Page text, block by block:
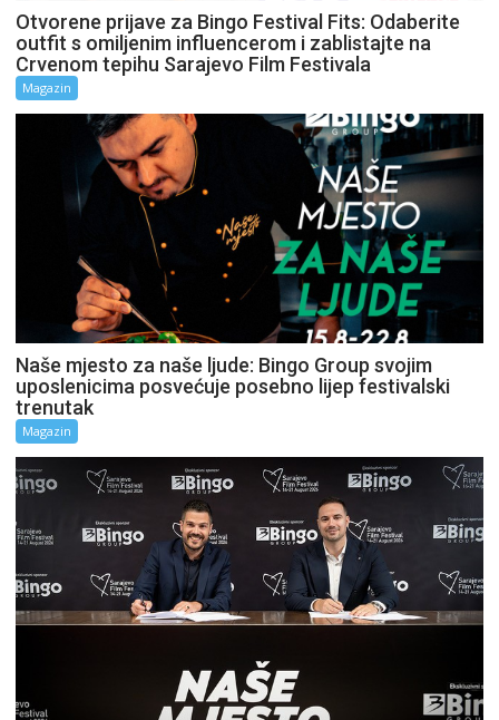
Otvorene prijave za Bingo Festival Fits: Odaberite
outfit s omiljenim influencerom i zablistajte na
Crvenom tepihu Sarajevo Film Festivala
Magazin
Naše mjesto za naše ljude: Bingo Group svojim
uposlenicima posvećuje posebno lijep festivalski
trenutak
Magazin